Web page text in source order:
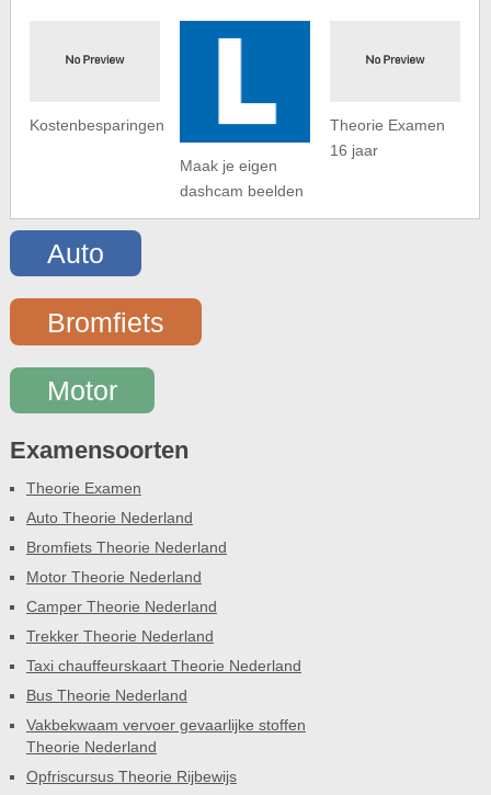
Kostenbesparingen
Maak je eigen
dashcam beelden
Theorie Examen
16 jaar
Auto
Bromfiets
Motor
Examensoorten
Theorie Examen
Auto Theorie Nederland
Bromfiets Theorie Nederland
Motor Theorie Nederland
Camper Theorie Nederland
Trekker Theorie Nederland
Taxi chauffeurskaart Theorie Nederland
Bus Theorie Nederland
Vakbekwaam vervoer gevaarlijke stoffen
Theorie Nederland
Opfriscursus Theorie Rijbewijs